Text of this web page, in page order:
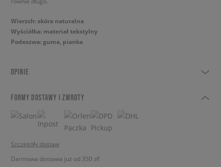
Wierzch: skóra naturalna
Wyściółka: materiał tekstylny
Podeszwa: guma, pianka
OPINIE
FORMY DOSTAWY I ZWROTY
Szczegóły dostaw
Darmowa dostawa już od 350 zł!